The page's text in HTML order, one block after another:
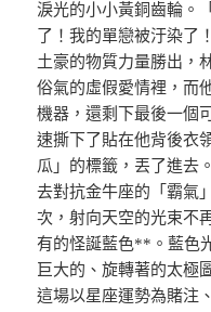
淚光的小小黃銅齒輪。
了！我的單戀被汙染了
土豪的物質力量勝出，
俗氣的虛假愛情裡，而
機器，還剩下最後一個
速撕下了貼在他背後衣
瓜」的標籤，丟了進去
去對抗金牛座的「霸氣
次，射向天空的光束不
有的怪誕藍色**。藍色
巨大的、旋轉著的太極
這場以星座運勢為賭注